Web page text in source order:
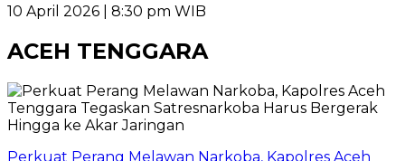
10 April 2026 | 8:30 pm WIB
ACEH TENGGARA
Perkuat Perang Melawan Narkoba, Kapolres Aceh